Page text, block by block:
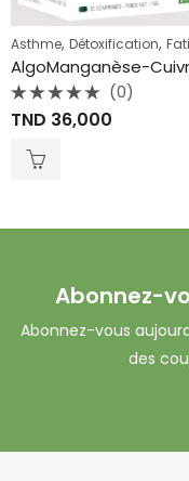
Asthme, Détoxification,
AlgoManganèse-
Note
0
(0)
TND 36,000
Abonnez-
Abonnez-vous
des